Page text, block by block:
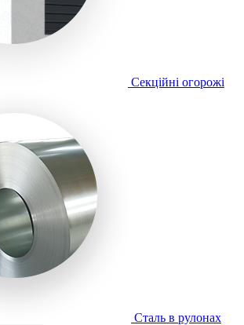
Секційні огорожі
Сталь в рулонах